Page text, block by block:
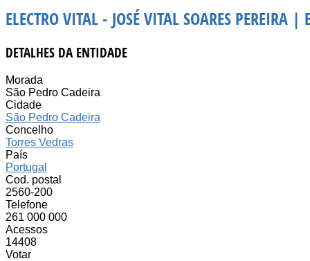
ELECTRO VITAL - JOSÉ VITAL SOARES PEREIRA |
DETALHES DA ENTIDADE
Morada
São Pedro Cadeira
Cidade
São Pedro Cadeira
Concelho
Torres Vedras
País
Portugal
Cod. postal
2560-200
Telefone
261 000 000
Acessos
14408
Votar